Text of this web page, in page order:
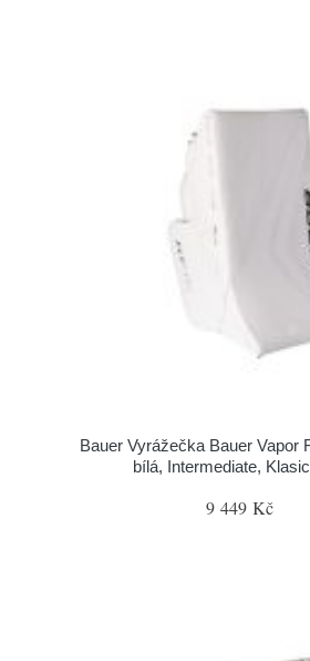
Bauer Vyrážečka Bauer Vapor
bílá, Intermediate,
9 449 Kč